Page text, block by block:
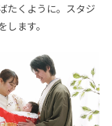
たくように。スタジ
ます。